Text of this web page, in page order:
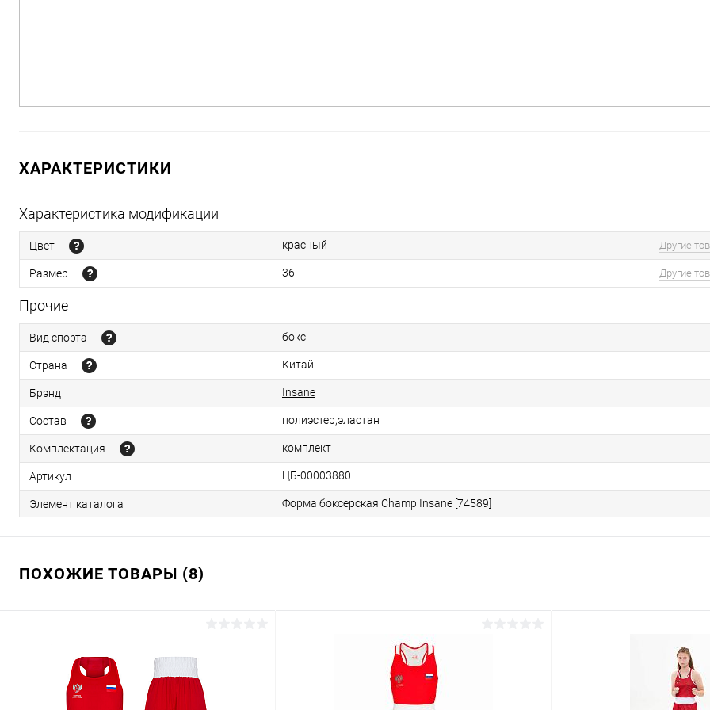
ХАРАКТЕРИСТИКИ
Характеристика модификации
Цвет красный Другие
Размер 36 Другие
Прочие
Вид спорта бокс
Страна Китай
Брэнд Insane
Состав полиэстер,эластан
Комплектация комплект
Артикул ЦБ-00003880
Элемент каталога Форма боксерская Champ Insane [74589]
ПОХОЖИЕ ТОВАРЫ (8)